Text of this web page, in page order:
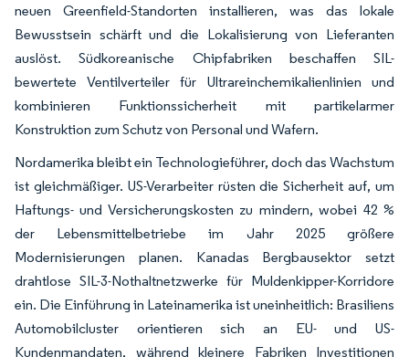
neuen Greenfield-Standorten installieren, was das lokale
Bewusstsein schärft und die Lokalisierung von Lieferanten
auslöst. Südkoreanische Chipfabriken beschaffen SIL-
bewertete Ventilverteiler für Ultrareinchemikalienlinien und
kombinieren Funktionssicherheit mit partikelarmer
Konstruktion zum Schutz von Personal und Wafern.
Nordamerika bleibt ein Technologieführer, doch das Wachstum
ist gleichmäßiger. US-Verarbeiter rüsten die Sicherheit auf, um
Haftungs- und Versicherungskosten zu mindern, wobei 42 %
der Lebensmittelbetriebe im Jahr 2025 größere
Modernisierungen planen. Kanadas Bergbausektor setzt
drahtlose SIL-3-Nothaltnetzwerke für Muldenkipper-Korridore
ein. Die Einführung in Lateinamerika ist uneinheitlich: Brasiliens
Automobilcluster orientieren sich an EU- und US-
Kundenmandaten, während kleinere Fabriken Investitionen